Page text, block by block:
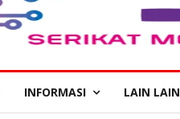
INFORMASI LAIN LAIN